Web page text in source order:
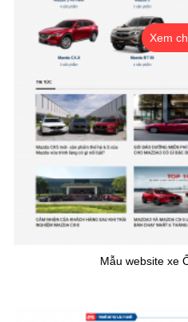
Xem
Mẫu website xe